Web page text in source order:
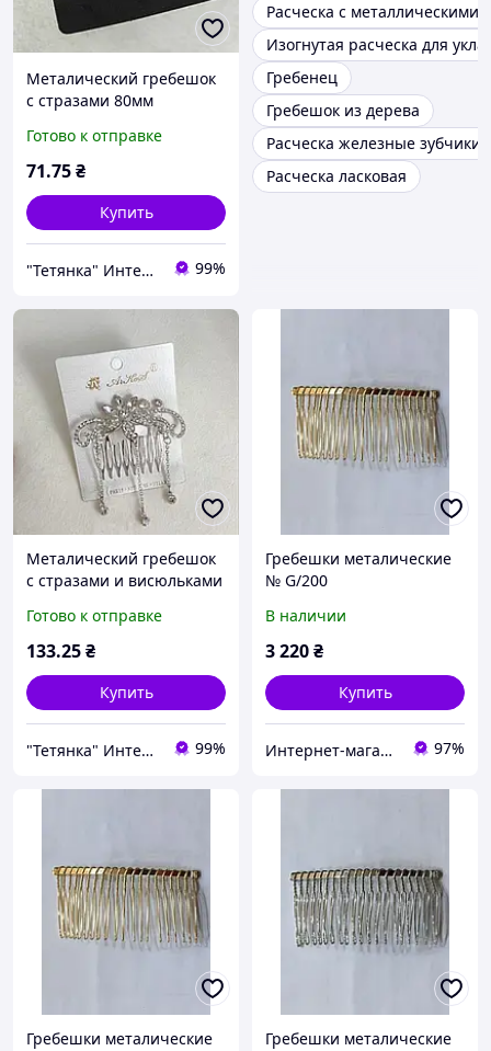
Металический гребешок
с стразами 80мм
Готово к отправке
71.75₴
Купить
"Тетянка" Интернет-магазин 99%
Расческа с металлическими
Изогнутая расческа для
Гребенец
Гребешок из дерева
Расческа железные зубчики
Расческа ласковая
Металический гребешок
с стразами и висюльками
Готово к отправке
133.25₴
Купить
"Тетянка" Интернет-магазин 99%
Гребешки металические
№ G/200
В наличии
3 220₴
Купить
Интернет-магазин швейной фурнитуры "FYRNIBOX" 97%
Гребешки металические
Гребешки металические